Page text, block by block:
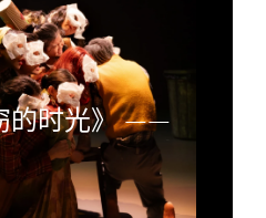
的时光》 ——